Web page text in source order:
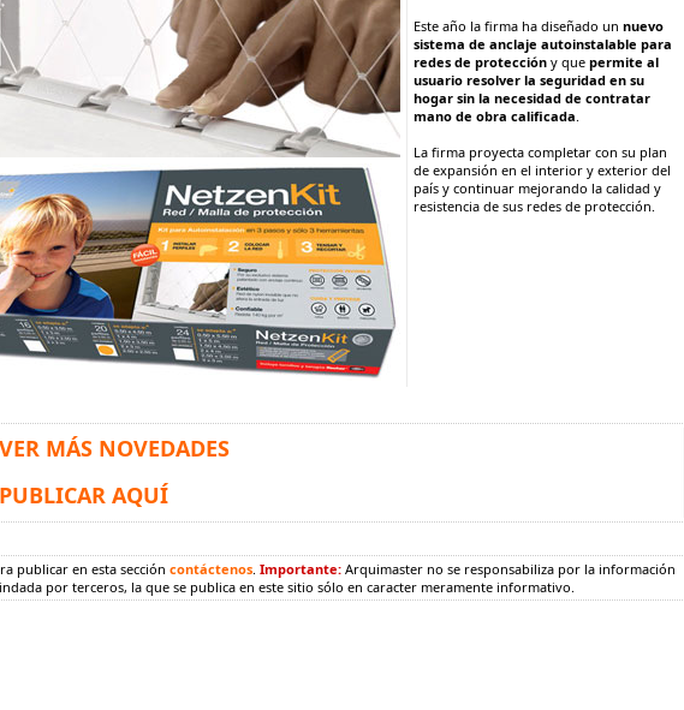
Este año la firma ha diseñado un nuevo
sistema de anclaje autoinstalable para
redes de protección y que permite al
usuario resolver la seguridad en su
hogar sin la necesidad de contratar
mano de obra calificada.
La firma proyecta completar con su plan
de expansión en el interior y exterior del
país y continuar mejorando la calidad y
resistencia de sus redes de protección.
VER MÁS NOVEDADES
PUBLICAR AQUÍ
publicar en esta sección contáctenos. Importante: Arquimaster no se responsabiliza por la información
por terceros, la que se publica en este sitio sólo en caracter meramente informativo.